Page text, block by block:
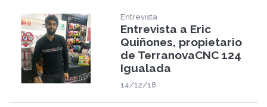
Entrevista
Entrevista a Eric
Quiñones, propietario
de TerranovaCNC 124
Igualada
14/12/18